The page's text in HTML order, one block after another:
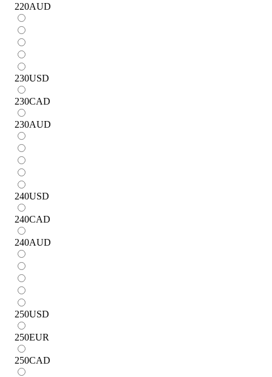
220AUD
230USD
230CAD
230AUD
240USD
240CAD
240AUD
250USD
250EUR
250CAD